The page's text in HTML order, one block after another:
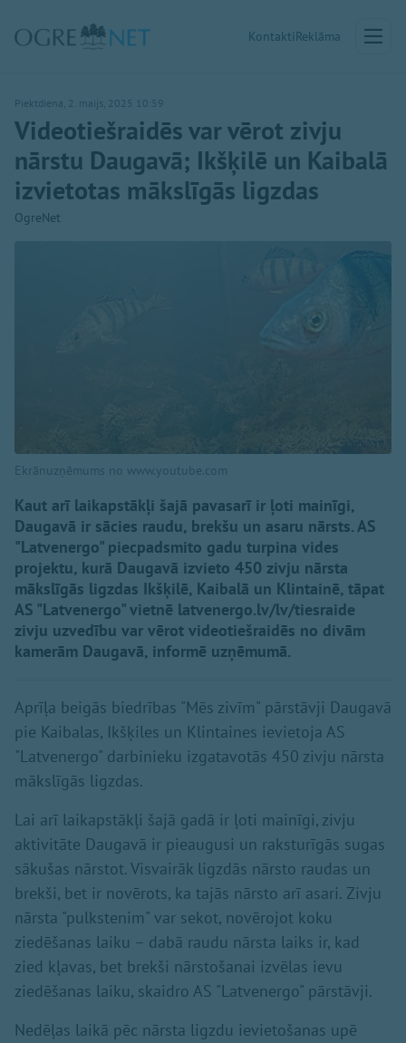
KontaktiReklāma
Piektdiena, 2. maijs, 2025 10:59
Videotiešraidēs var vērot zivju
nārstu Daugavā; Ikšķilē un Kaibalā
izvietotas mākslīgās ligzdas
OgreNet
Ekrānuzņēmums no www.youtube.com
Kaut arī laikapstākļi šajā pavasarī ir ļoti mainīgi,
Daugavā ir sācies raudu, brekšu un asaru nārsts. AS
"Latvenergo" piecpadsmito gadu turpina vides
projektu, kurā Daugavā izvieto 450 zivju nārsta
mākslīgās ligzdas Ikšķilē, Kaibalā un Klintainē, tāpat
AS "Latvenergo" vietnē latvenergo.lv/lv/tiesraide
zivju uzvedību var vērot videotiešraidēs no divām
kamerām Daugavā, informē uzņēmumā.
Aprīļa beigās biedrības "Mēs zivīm" pārstāvji Daugavā
pie Kaibalas, Ikšķiles un Klintaines ievietoja AS
"Latvenergo" darbinieku izgatavotās 450 zivju nārsta
mākslīgās ligzdas.
Lai arī laikapstākļi šajā gadā ir ļoti mainīgi, zivju
aktivitāte Daugavā ir pieaugusi un raksturīgās sugas
sākušas nārstot. Visvairāk ligzdās nārsto raudas un
brekši, bet ir novērots, ka tajās nārsto arī asari. Zivju
nārsta "pulkstenim" var sekot, novērojot koku
ziedēšanas laiku – dabā raudu nārsta laiks ir, kad
zied kļavas, bet brekši nārstošanai izvēlas ievu
ziedēšanas laiku, skaidro AS "Latvenergo" pārstāvji.
Nedēļas laikā pēc nārsta ligzdu ievietošanas upē